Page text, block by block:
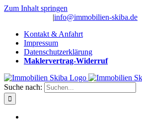
Zum Inhalt springen
|info@immobilien-skiba.de
Kontakt & Anfahrt
Impressum
Datenschutzerklärung
Maklervertrag-Widerruf
Suche nach: